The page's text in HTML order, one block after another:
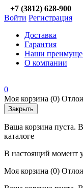
+7 (3812) 628-900
Войти Регистрация
Доставка
Гарантия
Наши
О компании
0
Моя корзина (0)
Закрыть
Ваша корзина пуста.
каталоге
В настоящий момент
Моя корзина (0)